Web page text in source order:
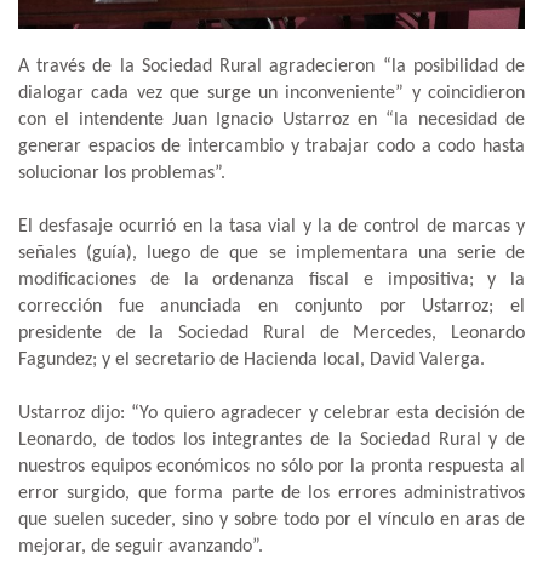
A través de la Sociedad Rural agradecieron “la posibilidad de
dialogar cada vez que surge un inconveniente” y coincidieron
con el intendente Juan Ignacio Ustarroz en “la necesidad de
generar espacios de intercambio y trabajar codo a codo hasta
solucionar los problemas”.
El desfasaje ocurrió en la tasa vial y la de control de marcas y
señales (guía), luego de que se implementara una serie de
modificaciones de la ordenanza fiscal e impositiva; y la
corrección fue anunciada en conjunto por Ustarroz; el
presidente de la Sociedad Rural de Mercedes, Leonardo
Fagundez; y el secretario de Hacienda local, David Valerga.
Ustarroz dijo: “Yo quiero agradecer y celebrar esta decisión de
Leonardo, de todos los integrantes de la Sociedad Rural y de
nuestros equipos económicos no sólo por la pronta respuesta al
error surgido, que forma parte de los errores administrativos
que suelen suceder, sino y sobre todo por el vínculo en aras de
mejorar, de seguir avanzando”.